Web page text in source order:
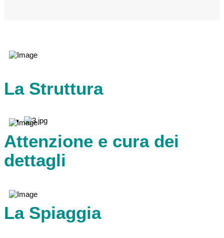
La Struttura
Attenzione e cura dei
dettagli
La Spiaggia